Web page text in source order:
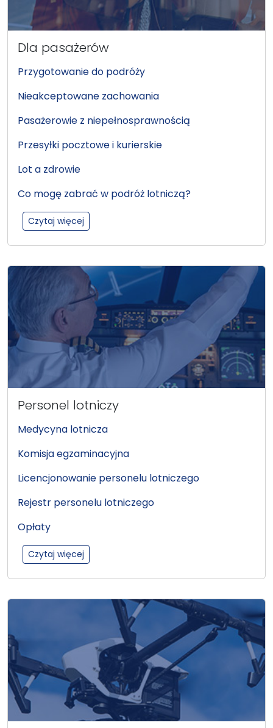
Dla pasażerów
Przygotowanie do podróży
Nieakceptowane zachowania
Pasażerowie z niepełnosprawnością
Przesyłki pocztowe i kurierskie
Lot a zdrowie
Co mogę zabrać w podróż lotniczą?
Czytaj więcej
Personel lotniczy
Medycyna lotnicza
Komisja egzaminacyjna
Licencjonowanie personelu lotniczego
Rejestr personelu lotniczego
Opłaty
Czytaj więcej